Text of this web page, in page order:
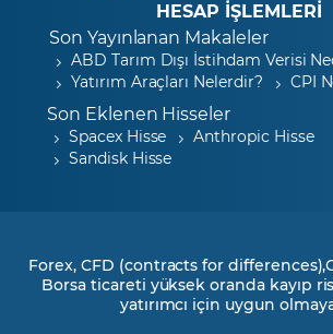
HESAP İŞLEMLERİ
Son Yayınlanan Makaleler
ABD Tarım Dışı İstihdam Verisi
Yatırım Araçları Nelerdir?
CPI
Son Eklenen Hisseler
Spacex Hisse
Anthropic Hisse
Sandisk Hisse
Forex, CFD (contracts for
Borsa ticareti yüksek oranda kayıp
yatırımcı için uygun